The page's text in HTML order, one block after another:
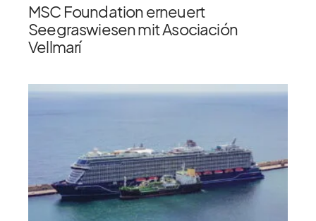
MSC Foundation erneuert
Seegraswiesen mit Asociación
Vellmarí